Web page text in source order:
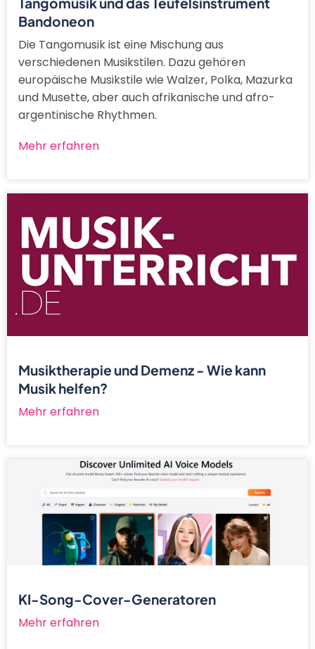
Bandoneon
Die Tangomusik ist eine Mischung aus
verschiedenen Musikstilen. Dazu gehören
europäische Musikstile wie Walzer, Polka, Mazurka
und Musette, aber auch afrikanische und afro-
argentinische Rhythmen.
Mehr erfahren
Musiktherapie und Demenz - Wie kann
Musik helfen?
Mehr erfahren
KI-Song-Cover-Generatoren
Mehr erfahren